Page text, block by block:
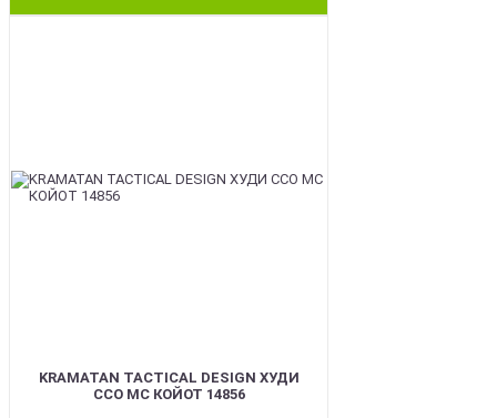
KRAMATAN TACTICAL DESIGN ХУДИ
ССО МС КОЙОТ 14856